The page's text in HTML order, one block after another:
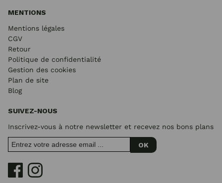
MENTIONS
Mentions légales
CGV
Retour
Politique de confidentialité
Gestion des cookies
Plan de site
Blog
SUIVEZ-NOUS
Inscrivez-vous à notre newsletter et recevez nos bons plans
OK